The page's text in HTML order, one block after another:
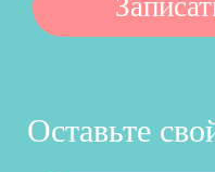
Оставьте